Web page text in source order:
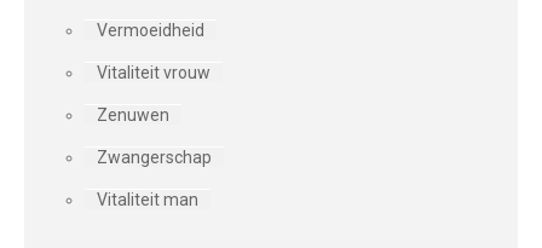
Vermoeidheid
Vitaliteit vrouw
Zenuwen
Zwangerschap
Vitaliteit man